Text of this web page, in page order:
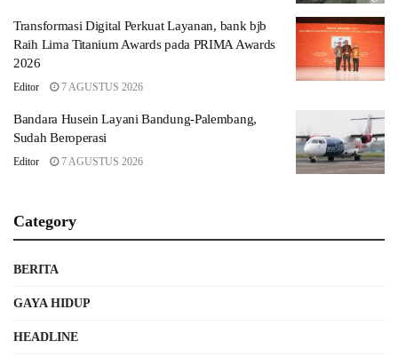
Transformasi Digital Perkuat Layanan, bank bjb
Raih Lima Titanium Awards pada PRIMA Awards
2026
Editor 7 AGUSTUS 2026
Bandara Husein Layani Bandung-Palembang,
Sudah Beroperasi
Editor 7 AGUSTUS 2026
Category
BERITA
GAYA HIDUP
HEADLINE